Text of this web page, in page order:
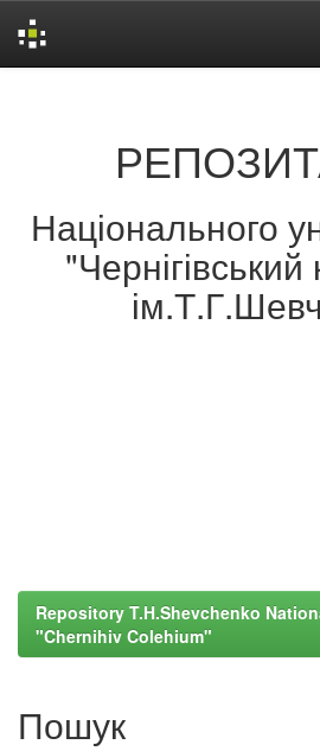
Національного
"Чернігівський
Repository T.H.Shevchenko
"Chernihiv Colehium"
Пошук